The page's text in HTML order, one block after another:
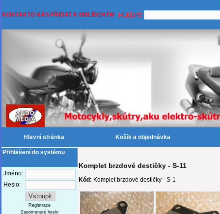
KONTAKTO NÁS PŘIDAT K OBLÍBENÝM HLEDAT:
Hlavní stránka Košík a objednávka
Přihlášení do systému
Jméno:
Heslo:
Registrace
Zapomenuté heslo
Komplet brzdové destičky - S-11
Kód: Komplet brzdové destičky - S-1